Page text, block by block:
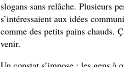
slogans sans relâche. Plusieurs
s’intéressaient aux idées
comme des petits pains chauds.
venir.